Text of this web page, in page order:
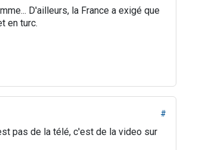
D'ailleurs, la France a exigé que
en turc.
#
pas de la télé, c'est de la video sur